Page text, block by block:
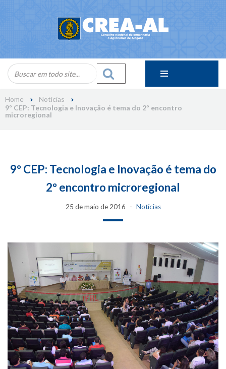
Home
Notícias
9º CEP: Tecnologia e Inovação é tema do 2º encontro
microregional
9º CEP: Tecnologia e Inovação é tema do
2º encontro microregional
25 de maio de 2016 Notícias